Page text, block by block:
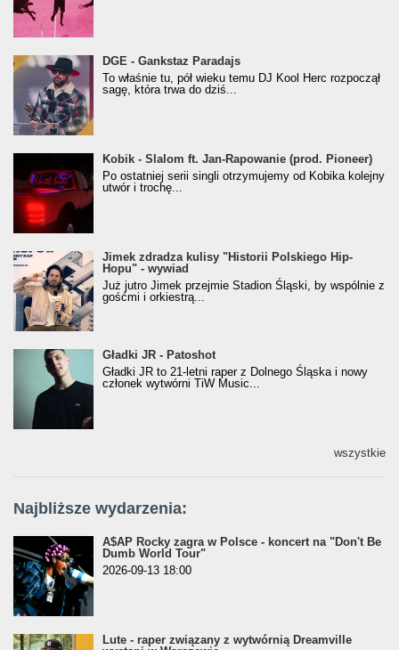
donGURALesko z nagrodą za
Klasyczny/Trueschoolowy Album Roku
(Popkillery 2023)
DGE - Gankstaz Paradajs
To właśnie tu, pół wieku temu DJ Kool Herc rozpoczął
sagę, która trwa do dziś...
Kobik - Slalom ft. Jan-Rapowanie (prod. Pioneer)
[Official Music Visualiser]
Kobik - Slalom ft. Jan-Rapowanie (prod. Pioneer)
Po ostatniej serii singli otrzymujemy od Kobika kolejny
utwór i trochę...
Jimek zdradza kulisy "Historii Polskiego Hip-
Hopu" - wywiad
Jimek zdradza kulisy "Historii Polskiego Hip-
Hopu" - wywiad
Już jutro Jimek przejmie Stadion Śląski, by wspólnie z
gośćmi i orkiestrą...
Gładki JR - Patoshot
Gładki JR - Patoshot
Gładki JR to 21-letni raper z Dolnego Śląska i nowy
członek wytwórni TiW Music...
wszystkie
Najbliższe wydarzenia:
A$AP Rocky zagra w Polsce - koncert na "Don't Be
Dumb World Tour"
2026-09-13 18:00
Lute - raper związany z wytwórnią Dreamville